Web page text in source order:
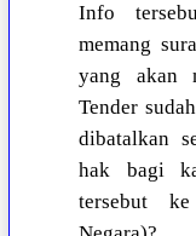
Info
memang
yang akan
Tender
dibatalkan
hak bagi
tersebut